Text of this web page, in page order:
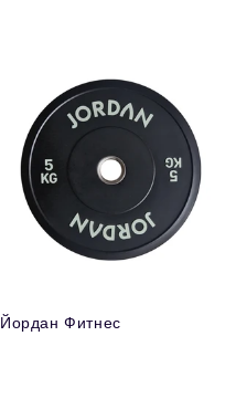
Йордан Фитнес